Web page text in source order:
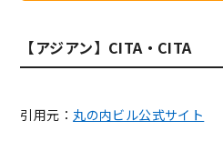
【アジアン】CITA・CITA
引用元： 丸の内ビル公式サイト